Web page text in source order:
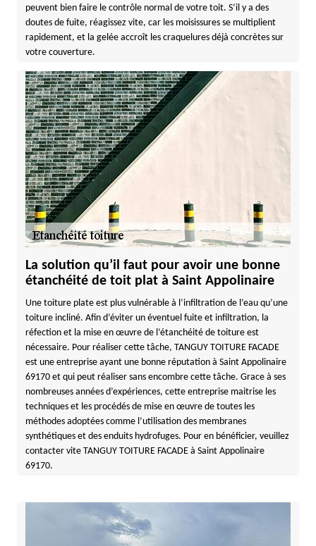
peuvent bien faire le contrôle normal de votre toit. S’il y a des
doutes de fuite, réagissez vite, car les moisissures se multiplient
rapidement, et la gelée accroît les craquelures déjà concrètes sur
votre couverture.
La solution qu’il faut pour avoir une bonne
étanchéité de toit plat à Saint Appolinaire
Une toiture plate est plus vulnérable à l’infiltration de l’eau qu’une
toiture incliné. Afin d’éviter un éventuel fuite et infiltration, la
réfection et la mise en œuvre de l’étanchéité de toiture est
nécessaire. Pour réaliser cette tâche, TANGUY TOITURE FACADE
est une entreprise ayant une bonne réputation à Saint Appolinaire
69170 et qui peut réaliser sans encombre cette tâche. Grace à ses
nombreuses années d’expériences, cette entreprise maitrise les
techniques et les procédés de mise en œuvre de toutes les
méthodes adoptées comme l’utilisation des membranes
synthétiques et des enduits hydrofuges. Pour en bénéficier, veuillez
contacter vite TANGUY TOITURE FACADE à Saint Appolinaire
69170.